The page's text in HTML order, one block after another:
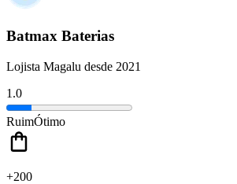
Batmax Baterias
Lojista Magalu desde 2021
1.0
RuimÓtimo
+200